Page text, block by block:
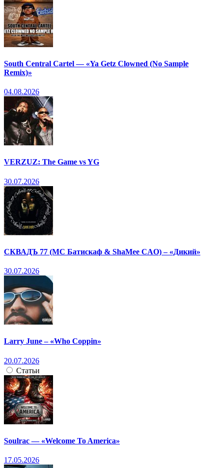
South Central Cartel — «Ya Getz Clowned (No Sample
Remix)»
04.08.2026
VERZUZ: The Game vs YG
30.07.2026
СКВАДЪ 77 (МС Батискаф & ShaMee CAO) – «Дикий»
30.07.2026
Larry June – «Who Coppin»
20.07.2026
Статьи
Soulrac — «Welcome To America»
17.05.2026